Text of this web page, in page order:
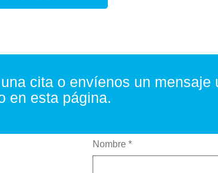
cita o envíenos un mensaje
en esta página.
Nombre *